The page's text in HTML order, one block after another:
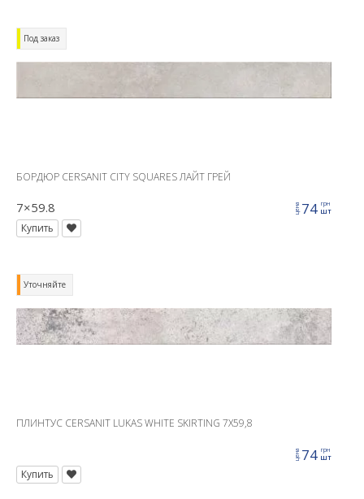
Под заказ
БОРДЮР CERSANIT CITY SQUARES ЛАЙТ ГРЕЙ
7×59.8 цена 74 грн
шт
Купить
Уточняйте
ПЛИНТУС CERSANIT LUKAS WHITE SKIRTING 7X59,8
цена 74 грн
шт
Купить